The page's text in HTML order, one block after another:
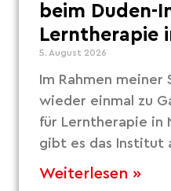
beim Duden-
Lerntherapie
5. August 2026
Im Rahmen meiner
wieder einmal zu
für Lerntherapie in
gibt es das Institut
Weiterlesen »